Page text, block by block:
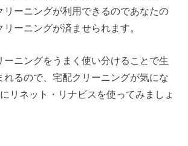
リーニングが利用できるのであなたの
ーニングが済ませられます。
ーニングをうまく使い分けることで生
れるので、宅配クリーニングが気にな
リネット・リナビスを使ってみましょ